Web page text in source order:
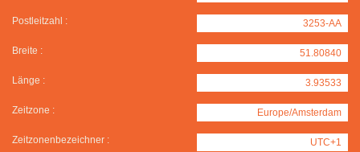
Postleitzahl : 3253-AA
Breite : 51.80840
Länge : 3.93533
Zeitzone : Europe/Amsterdam
Zeitzonenbezeichner : UTC+1